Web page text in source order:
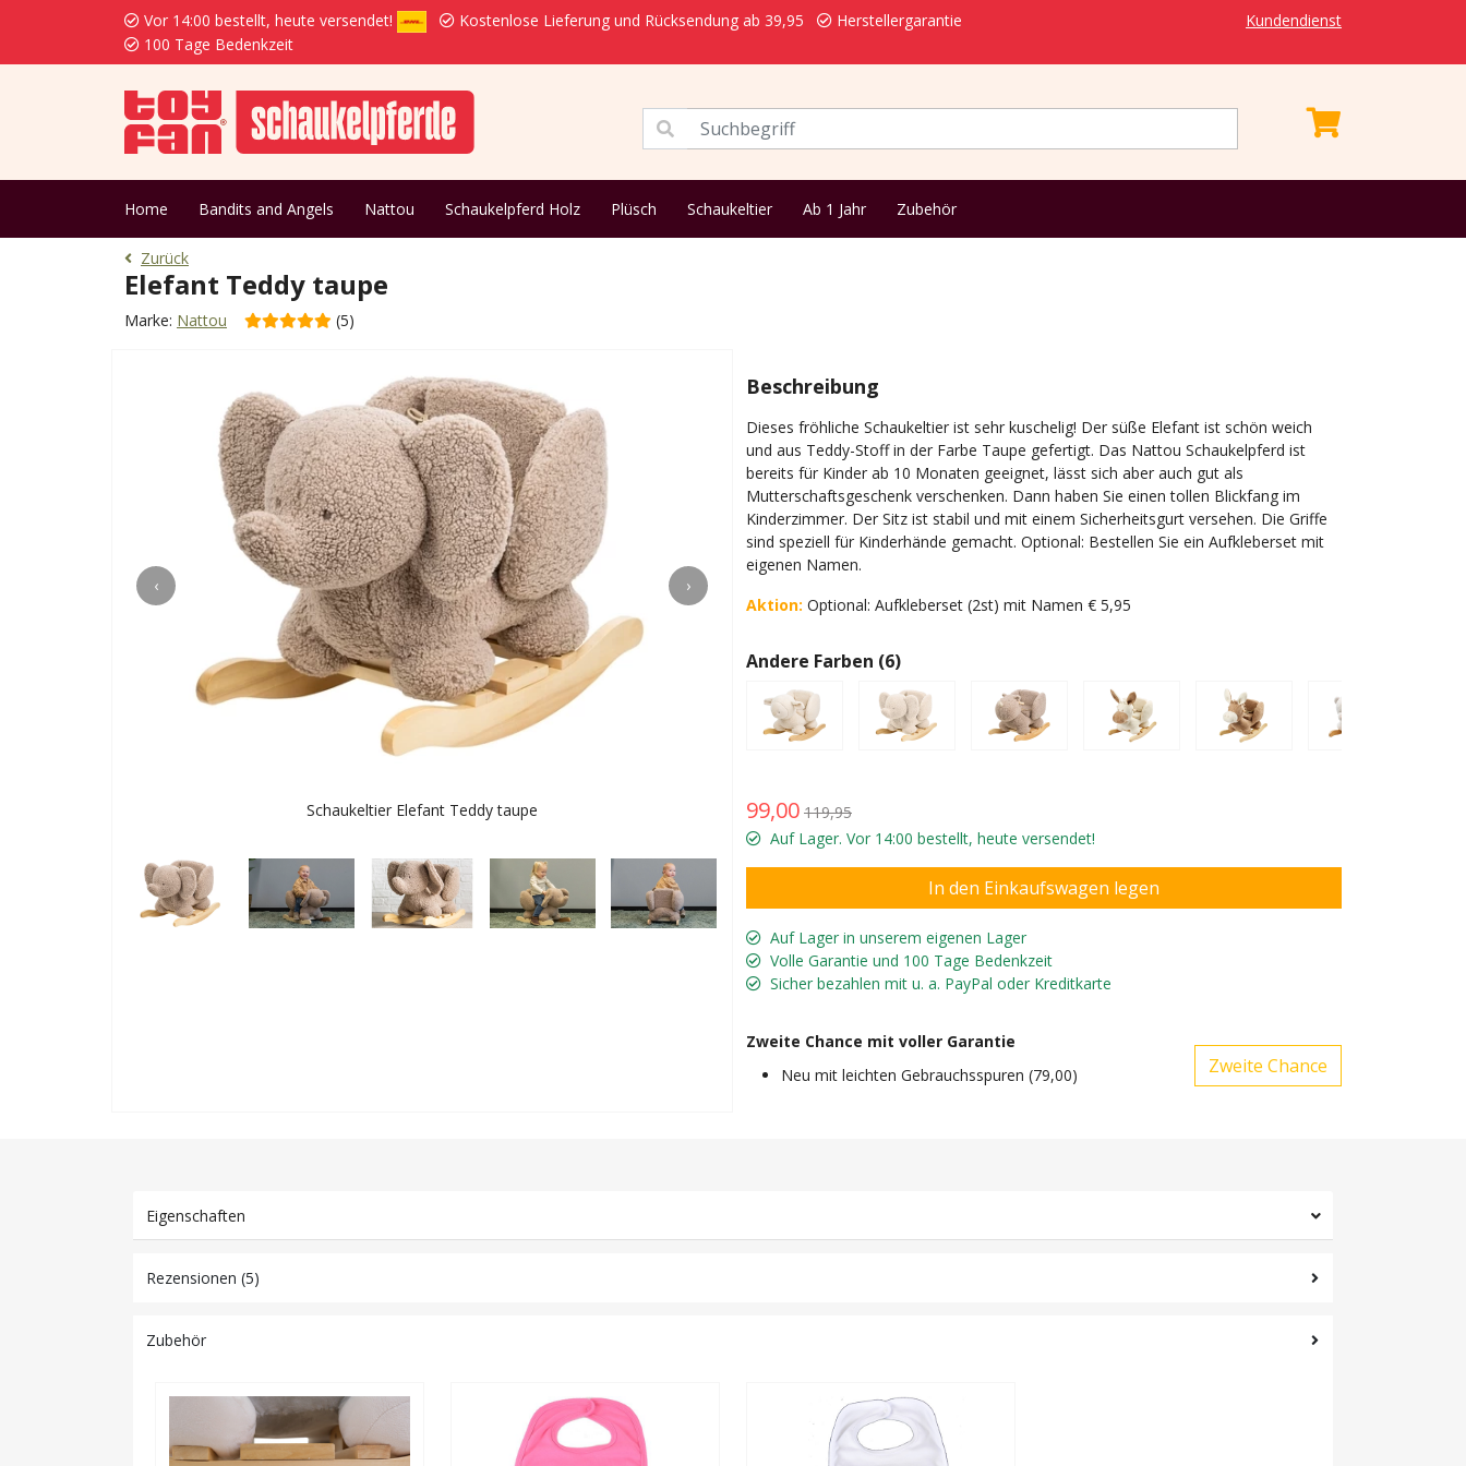
Vor 14:00 bestellt, heute versendet! Kostenlose Lieferung und Rücksendung ab 39,95
Herstellergarantie
100 Tage Bedenkzeit
Kundendienst
Home Bandits and Angels Nattou Schaukelpferd Holz Plüsch Schaukeltier Ab 1 Jahr Zubehör
Zurück
Elefant Teddy taupe
Marke: Nattou (5)
‹ ›
Schaukeltier Elefant Teddy taupe
Beschreibung
Dieses fröhliche Schaukeltier ist sehr kuschelig! Der süße Elefant ist schön weich
und aus Teddy-Stoff in der Farbe Taupe gefertigt. Das Nattou Schaukelpferd ist
bereits für Kinder ab 10 Monaten geeignet, lässt sich aber auch gut als
Mutterschaftsgeschenk verschenken. Dann haben Sie einen tollen Blickfang im
Kinderzimmer. Der Sitz ist stabil und mit einem Sicherheitsgurt versehen. Die Griffe
sind speziell für Kinderhände gemacht. Optional: Bestellen Sie ein Aufkleberset mit
eigenen Namen.
Aktion: Optional: Aufkleberset (2st) mit Namen € 5,95
Andere Farben (6)
99,00 119,95
Auf Lager. Vor 14:00 bestellt, heute versendet!
Auf Lager in unserem eigenen Lager
Volle Garantie und 100 Tage Bedenkzeit
Sicher bezahlen mit u. a. PayPal oder Kreditkarte
Zweite Chance mit voller Garantie
Neu mit leichten Gebrauchsspuren (79,00)
Eigenschaften
Rezensionen (5)
Zubehör